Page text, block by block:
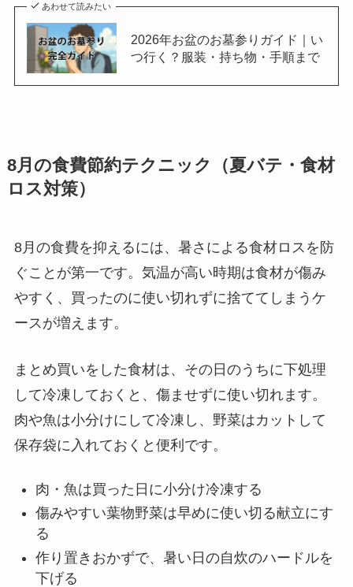
あわせて読みたい
2026年お盆のお墓参りガイド｜い
つ行く？服装・持ち物・手順まで
8月の食費節約テクニック（夏バテ・食材
ロス対策）
8月の食費を抑えるには、暑さによる食材ロスを防
ぐことが第一です。気温が高い時期は食材が傷み
やすく、買ったのに使い切れずに捨ててしまうケ
ースが増えます。
まとめ買いをした食材は、その日のうちに下処理
して冷凍しておくと、傷ませずに使い切れます。
肉や魚は小分けにして冷凍し、野菜はカットして
保存袋に入れておくと便利です。
肉・魚は買った日に小分け冷凍する
傷みやすい葉物野菜は早めに使い切る献立にす
る
作り置きおかずで、暑い日の自炊のハードルを
下げる